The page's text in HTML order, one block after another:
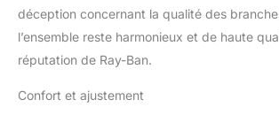
lunettes de
les rayures et
déception concernant la qualité des
l’ensemble reste harmonieux et de haute
réputation de Ray-Ban.
Confort et ajustement